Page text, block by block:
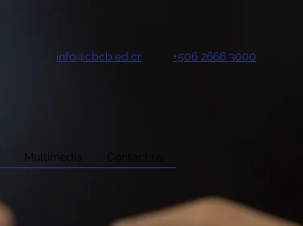
info@cbcb.ed.cr +506 2666 3000
Multimedia